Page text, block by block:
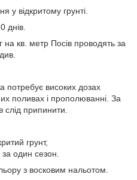
у відкритому грунті.
днів.
кв. метр Посів проводять за
потребує високих дозах
поливах і прополюванні. За
припинити.
грунт,
один сезон.
з восковим нальотом.